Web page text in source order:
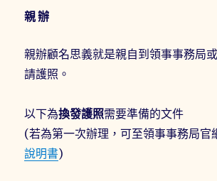
親辦
親辦顧名思義就是親自到領事事務局
請護照。
以下為換發護照需要準備的文件
(若為第一次辦理，可至領事事務局官
說明書)